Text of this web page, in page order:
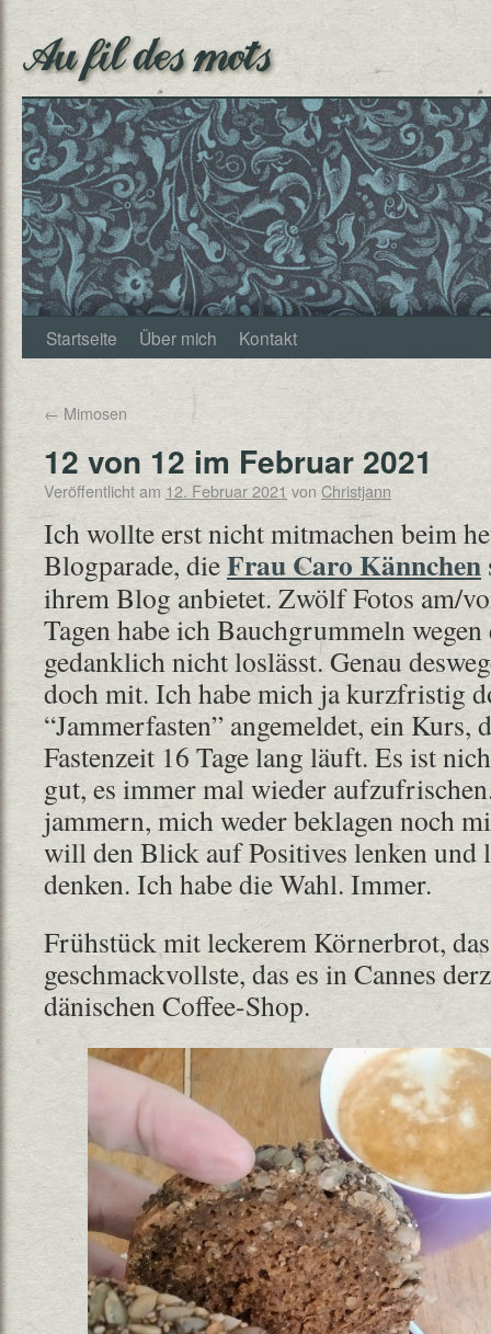
Au fil des mots
Startseite Über mich Kontakt
← Mimosen
12 von 12 im Februar 2021
Veröffentlicht am 12. Februar 2021 von Christjann
Ich wollte erst nicht mitmachen beim
Blogparade, dieFrau Caro Kännchen
ihrem Blog anbietet. Zwölf Fotos am/
Tagen habe ich Bauchgrummeln wegen
gedanklich nicht loslässt. Genau
doch mit. Ich habe mich ja kurzfristig
“Jammerfasten” angemeldet, ein Kurs,
Fastenzeit 16 Tage lang läuft. Es ist
gut, es immer mal wieder
jammern, mich weder beklagen noch
will den Blick auf Positives lenken und
denken. Ich habe die Wahl. Immer.
Frühstück mit leckerem Körnerbrot,
geschmackvollste, das es in Cannes
dänischen Coffee-Shop.